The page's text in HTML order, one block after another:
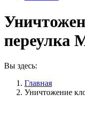
переулка
Вы здесь:
Главная
Уничтожение